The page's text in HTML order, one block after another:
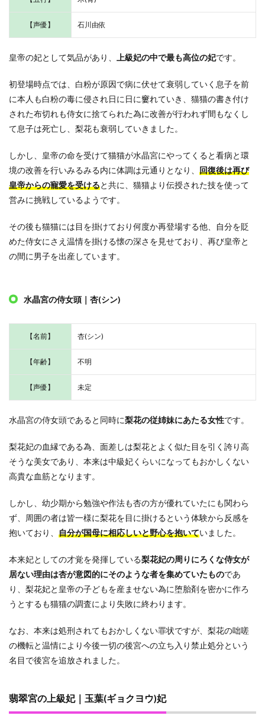
【声優】 石川由依
皇帝の妃として気品があり、 上級妃の中で最も高位の妃です。
初登場時点では、白粉が原因で病に伏せて衰弱していく息子を前
に本人も白粉の毒に侵され日に日に窶れていき、猫猫の書き付け
された布切れも侍女に捨てられた為に改善が行われず間もなくし
て息子は死亡し、梨花も衰弱していきました。
しかし、皇帝の命を受けて猫猫が水晶宮にやってくると看病と環
境の改善を行いみるみる内に体調は元通りとなり、 回復後は再び
皇帝からの寵愛を受けると共に、猫猫より伝授された技を使って
営みに挑戦しているようです。
その後も猫猫には目を掛けており何度か再登場する他、自分を貶
めた侍女にさえ温情を掛ける懐の深さを見せており、再び皇帝と
の間に男子を出産しています。
水晶宮の侍女頭｜杏(シン)
【名前】 杏(シン)
【年齢】 不明
【声優】 未定
水晶宮の侍女頭であると同時に梨花の従姉妹にあたる女性です。
梨花妃の血縁である為、面差しは梨花とよく似た目を引く誇り高
そうな美女であり、本来は中級妃くらいになってもおかしくない
高貴な血筋となります。
しかし、幼少期から勉強や作法も杏の方が優れていたにも関わら
ず、周囲の者は皆一様に梨花を目に掛けるという体験から反感を
抱いており、 自分が国母に相応しいと野心を抱いていました。
本来妃としての才覚を発揮している梨花妃の周りにろくな侍女が
居ない理由は杏が意図的にそのような者を集めていたものであ
り、梨花妃と皇帝の子どもを産ませない為に堕胎剤を密かに作ろ
うとするも猫猫の調査により失敗に終わります。
なお、本来は処刑されてもおかしくない罪状ですが、梨花の咄嗟
の機転と温情により今後一切の後宮への立ち入り禁止処分という
名目で後宮を追放されました。
翡翠宮の上級妃｜玉葉(ギョクヨウ)妃